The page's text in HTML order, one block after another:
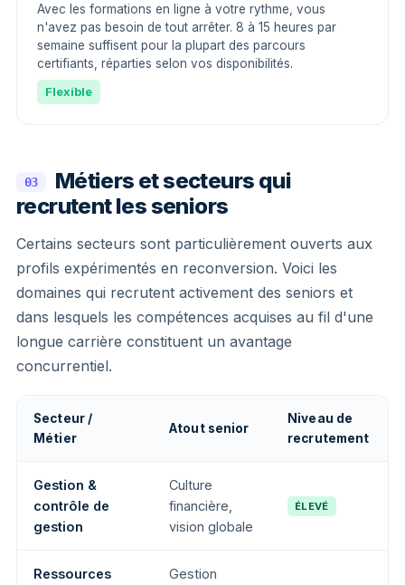
Avec les formations en ligne à votre rythme, vous
n'avez pas besoin de tout arrêter. 8 à 15 heures par
semaine suffisent pour la plupart des parcours
certifiants, réparties selon vos disponibilités.
Flexible
03
Métiers et secteurs qui
recrutent les seniors
Certains secteurs sont particulièrement ouverts aux
profils expérimentés en reconversion. Voici les
domaines qui recrutent activement des seniors et
dans lesquels les compétences acquises au fil d'une
longue carrière constituent un avantage
concurrentiel.
Secteur /
Métier
Atout senior
Niveau de
recrutement
Gestion &
contrôle de
gestion
Culture
financière,
vision globale
ÉLEVÉ
Ressources
Gestion